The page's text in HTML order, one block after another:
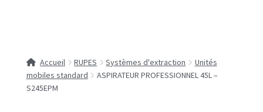
Accueil RUPES Systèmes d'extraction
Unités
mobiles standard
ASPIRATEUR PROFESSIONNEL 45L –
S245EPM